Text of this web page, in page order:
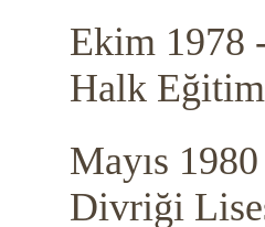
Ekim 1978
Halk
Mayıs
Divriği